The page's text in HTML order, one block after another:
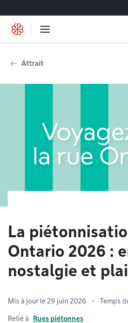
Attrait
La
Ontario 2026 :
nostalgie et
Mis à jour le 29 juin 2026 Temps
Relié à Rues piétonnes